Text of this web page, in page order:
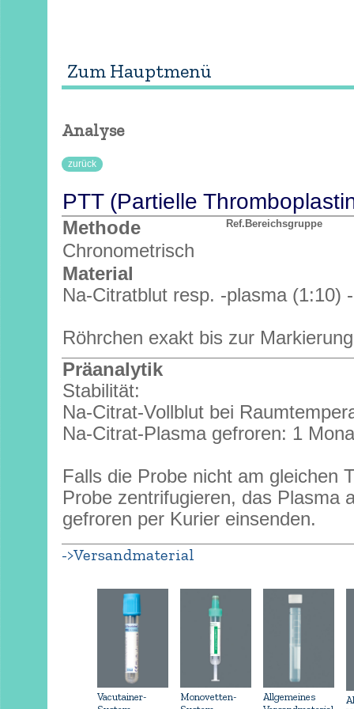
Zum Hauptmenü
Analyse
zurück
PTT (Partielle
Methode Ref.Bereichsgruppe
Chronometrisch
Material
Na-Citratblut resp. -plasma (1:10)
Röhrchen exakt bis zur
Präanalytik
Stabilität:
Na-Citrat-Vollblut bei
Na-Citrat-Plasma gefroren: 1
Falls die Probe nicht am gleichen
Probe zentrifugieren, das Plasma
gefroren per Kurier einsenden.
->Versandmaterial
Vacutainer-
Monovetten-
Allgemeines